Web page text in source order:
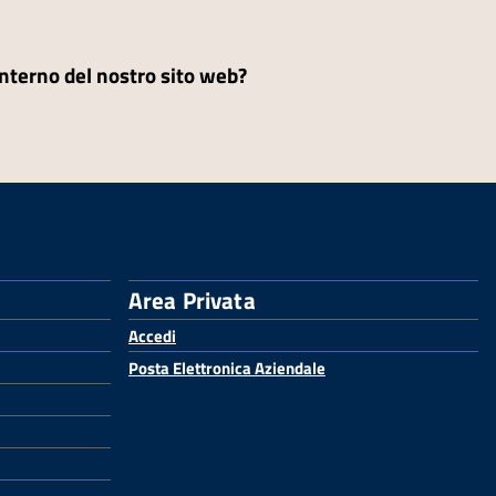
del nostro sito web?
Area Privata
Accedi
Posta Elettronica Aziendale